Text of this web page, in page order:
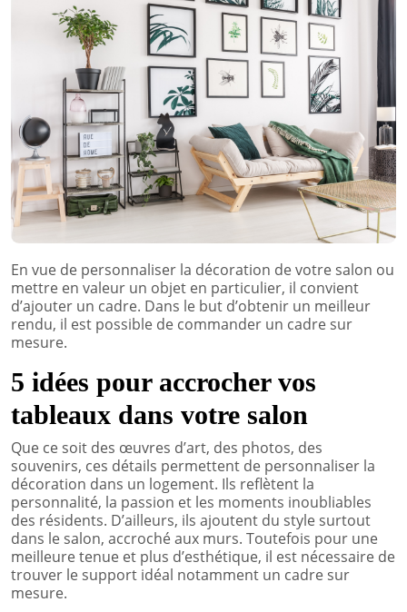
En vue de personnaliser la décoration de votre salon ou
mettre en valeur un objet en particulier, il convient
d’ajouter un cadre. Dans le but d’obtenir un meilleur
rendu, il est possible de commander un cadre sur
mesure.
5 idées pour accrocher vos
tableaux dans votre salon
Que ce soit des œuvres d’art, des photos, des
souvenirs, ces détails permettent de personnaliser la
décoration dans un logement. Ils reflètent la
personnalité, la passion et les moments inoubliables
des résidents. D’ailleurs, ils ajoutent du style surtout
dans le salon, accroché aux murs. Toutefois pour une
meilleure tenue et plus d’esthétique, il est nécessaire de
trouver le support idéal notamment un cadre sur
mesure.